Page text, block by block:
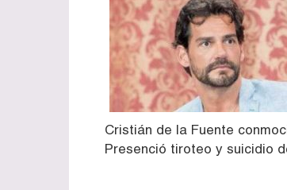
Cristián de la Fuente
Presenció tiroteo y suicidio